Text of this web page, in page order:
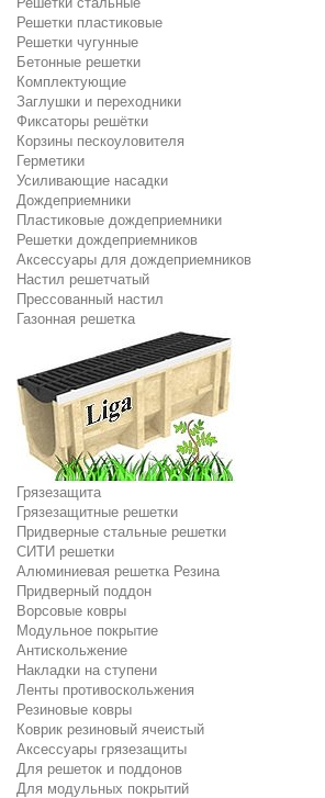
Решетки пластиковые
Решетки чугунные
Бетонные решетки
Комплектующие
Заглушки и переходники
Фиксаторы решётки
Корзины пескоуловителя
Герметики
Усиливающие насадки
Дождеприемники
Пластиковые дождеприемники
Решетки дождеприемников
Аксессуары для дождеприемников
Настил решетчатый
Прессованный настил
Газонная решетка
Грязезащита
Грязезащитные решетки
Придверные стальные решетки
СИТИ решетки
Алюминиевая решетка Резина
Придверный поддон
Ворсовые ковры
Модульное покрытие
Антискольжение
Накладки на ступени
Ленты противоскольжения
Резиновые ковры
Коврик резиновый ячеистый
Аксессуары грязезащиты
Для решеток и поддонов
Для модульных покрытий